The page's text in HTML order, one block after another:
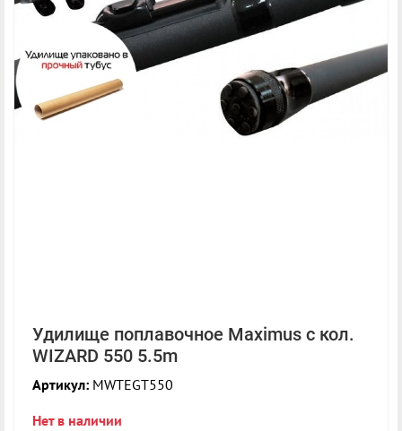
Удилище поплавочное Maximus с кол.
WIZARD 550 5.5m
Артикул: MWTEGT550
Нет в наличии